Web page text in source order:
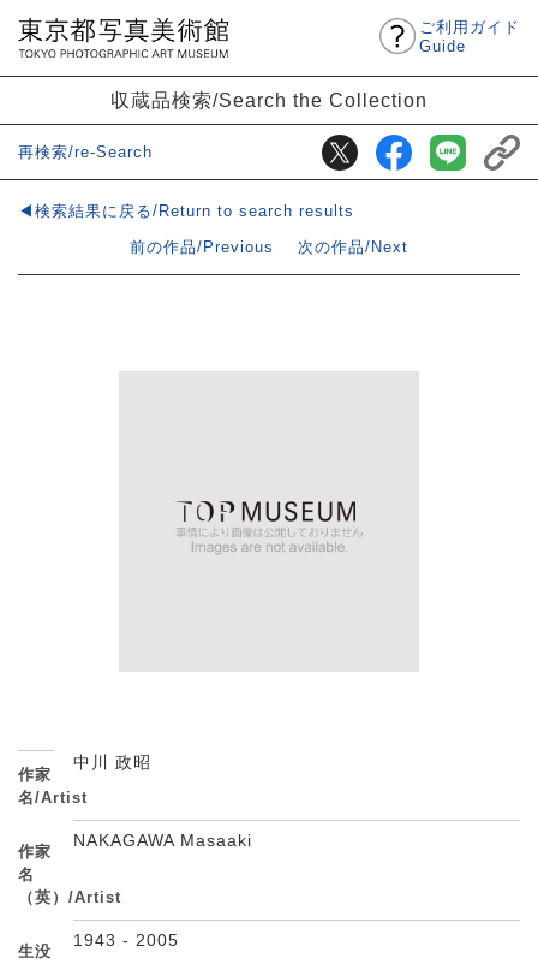
ご利用ガイド
Guide
収蔵品検索/Search the Collection
再検索/re-Search
◀検索結果に戻る/Return to search results
前の作品/Previous
次の作品/Next
作家
名/Artist
中川 政昭
作家
名
（英）/Artist
NAKAGAWA Masaaki
生没
1943 - 2005